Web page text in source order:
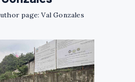
page: Val Gonzales